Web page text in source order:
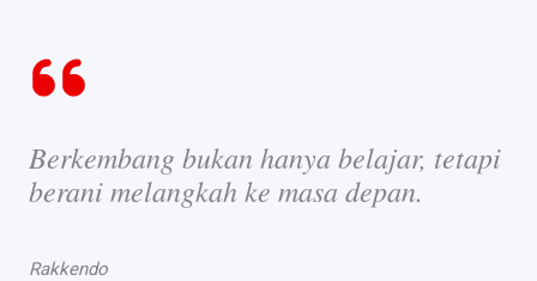
Berkembang bukan hanya belajar, tetapi
berani melangkah ke masa depan.
Rakkendo